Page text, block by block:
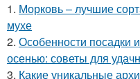
1. Морковь – лучшие
мухе
2. Особенности посадки
осенью: советы для
3. Какие уникальные